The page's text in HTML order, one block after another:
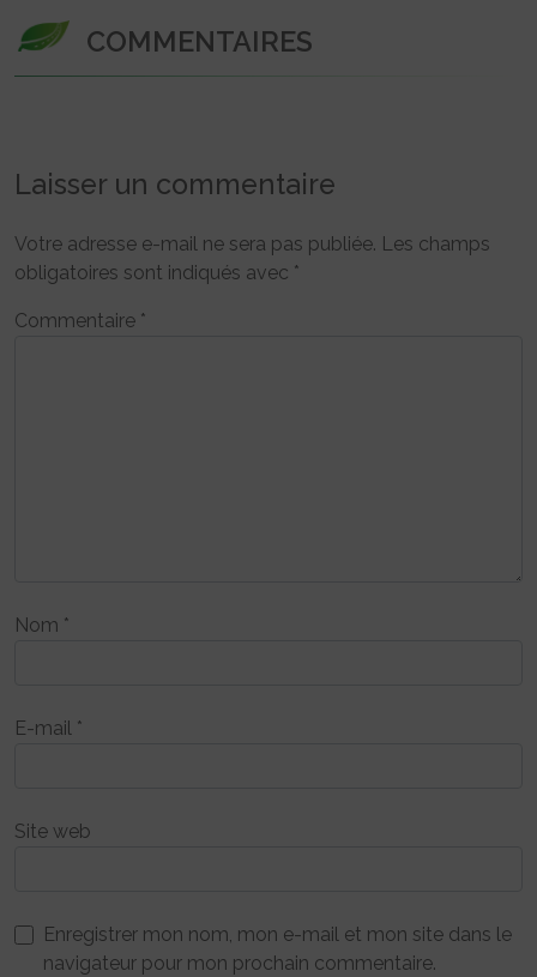
COMMENTAIRES
Laisser un commentaire
Votre adresse e-mail ne sera pas publiée. Les champs
obligatoires sont indiqués avec *
Commentaire *
Nom *
E-mail *
Site web
Enregistrer mon nom, mon e-mail et mon site dans le
navigateur pour mon prochain commentaire.